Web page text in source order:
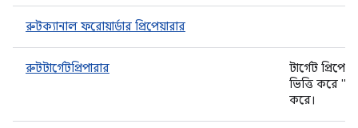
রুটক্যানাল ফরোয়ার্ডার প্রিপেয়ারার
রুটটার্গেটপ্রিপারার
টার্গেট
ভিত্তি করে
করে।